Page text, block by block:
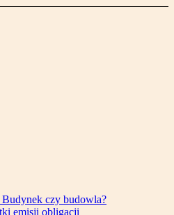
Budynek czy budowla?
emisji obligacji